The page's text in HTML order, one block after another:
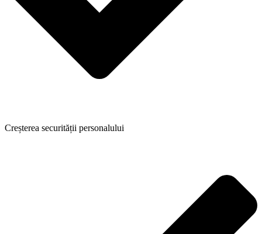
Creșterea securității personalului